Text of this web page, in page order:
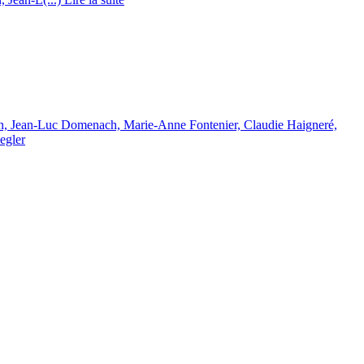
Jean-Luc Domenach, Marie-Anne Fontenier, Claudie Haigneré,